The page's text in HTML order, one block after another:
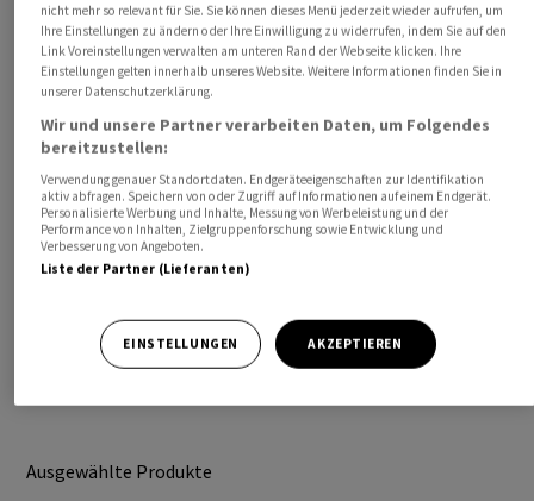
Ausgewählte Produkte
nicht mehr so relevant für Sie. Sie können dieses Menü jederzeit wieder aufrufen, um
Ihre Einstellungen zu ändern oder Ihre Einwilligung zu widerrufen, indem Sie auf den
Link Voreinstellungen verwalten am unteren Rand der Webseite klicken. Ihre
Einstellungen gelten innerhalb unseres Website. Weitere Informationen finden Sie in
unserer Datenschutzerklärung.
Wir und unsere Partner verarbeiten Daten, um Folgendes
bereitzustellen:
Verwendung genauer Standortdaten. Endgeräteeigenschaften zur Identifikation
aktiv abfragen. Speichern von oder Zugriff auf Informationen auf einem Endgerät.
Personalisierte Werbung und Inhalte, Messung von Werbeleistung und der
Performance von Inhalten, Zielgruppenforschung sowie Entwicklung und
Verbesserung von Angeboten.
Liste der Partner (Lieferanten)
EINSTELLUNGEN AKZEPTIEREN